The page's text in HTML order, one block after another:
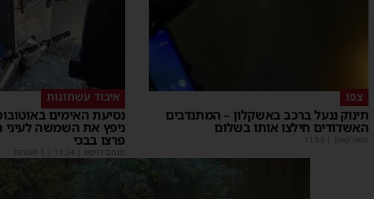
צפו
תינוק ננעל ברכב באשקלון – המתנדבים
האשדודים חילצו אותו בשלום
משה קאהן 11:53
איבוד עשתונות
נסיעת האימים
ניפץ את השמשה לעיני
פרצו בבכי
מנחם דויטש 11:34